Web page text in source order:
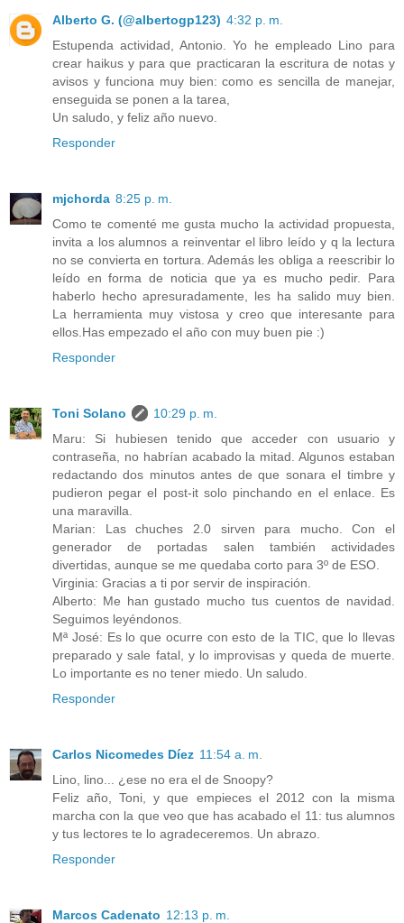
Alberto G. (@albertogp123) 4:32 p. m.
Estupenda actividad, Antonio. Yo he empleado Lino para
crear haikus y para que practicaran la escritura de notas y
avisos y funciona muy bien: como es sencilla de manejar,
enseguida se ponen a la tarea,
Un saludo, y feliz año nuevo.
Responder
mjchorda 8:25 p. m.
Como te comenté me gusta mucho la actividad propuesta,
invita a los alumnos a reinventar el libro leído y q la lectura
no se convierta en tortura. Además les obliga a reescribir lo
leído en forma de noticia que ya es mucho pedir. Para
haberlo hecho apresuradamente, les ha salido muy bien.
La herramienta muy vistosa y creo que interesante para
ellos.Has empezado el año con muy buen pie :)
Responder
Toni Solano
10:29 p. m.
Maru: Si hubiesen tenido que acceder con usuario y
contraseña, no habrían acabado la mitad. Algunos estaban
redactando dos minutos antes de que sonara el timbre y
pudieron pegar el post-it solo pinchando en el enlace. Es
una maravilla.
Marian: Las chuches 2.0 sirven para mucho. Con el
generador de portadas salen también actividades
divertidas, aunque se me quedaba corto para 3º de ESO.
Virginia: Gracias a ti por servir de inspiración.
Alberto: Me han gustado mucho tus cuentos de navidad.
Seguimos leyéndonos.
Mª José: Es lo que ocurre con esto de la TIC, que lo llevas
preparado y sale fatal, y lo improvisas y queda de muerte.
Lo importante es no tener miedo. Un saludo.
Responder
Carlos Nicomedes Díez 11:54 a. m.
Lino, lino... ¿ese no era el de Snoopy?
Feliz año, Toni, y que empieces el 2012 con la misma
marcha con la que veo que has acabado el 11: tus alumnos
y tus lectores te lo agradeceremos. Un abrazo.
Responder
Marcos Cadenato 12:13 p. m.